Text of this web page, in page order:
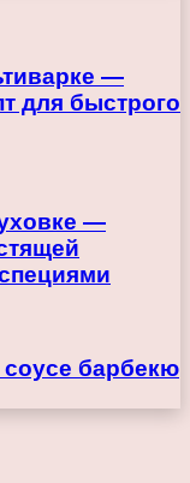
—
для быстрого
—
барбекю